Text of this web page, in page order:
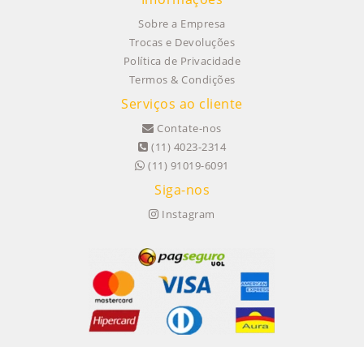
Sobre a Empresa
Trocas e Devoluções
Política de Privacidade
Termos & Condições
Serviços ao cliente
Contate-nos
(11) 4023-2314
(11) 91019-6091
Siga-nos
Instagram